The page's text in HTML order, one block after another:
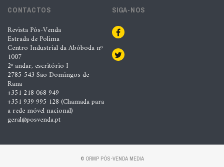
CONTACTOS
Revista Pós-Venda
Estrada de Polima
Centro Industrial da Abóboda nº
1007
2º andar, escritório I
2785-543 São Domingos de
Rana
+351 218 068 949
+351 939 995 128 (Chamada para
a rede móvel nacional)
geral@posvenda.pt
SIGA-NOS
© ORMP PÓS-VENDA MEDIA